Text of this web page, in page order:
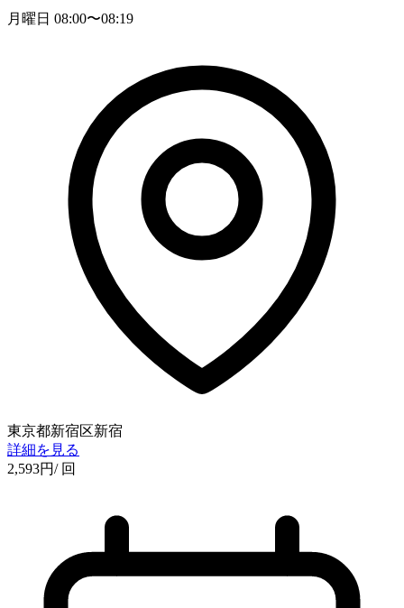
月曜日 08:00〜08:19
東京都新宿区新宿
詳細を見る
2,593円/ 回